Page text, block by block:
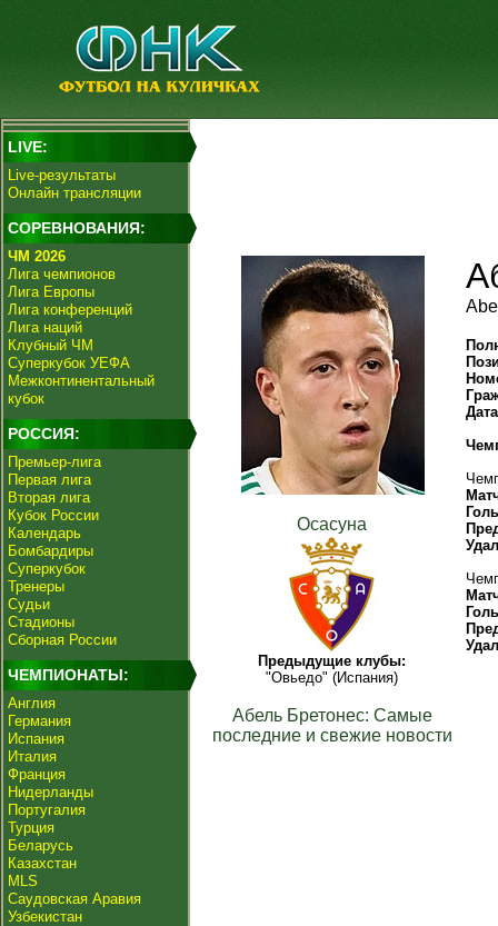
LIVE:
Live-результаты
Онлайн трансляции
СОРЕВНОВАНИЯ:
ЧМ 2026
Лига чемпионов
Лига Европы
Лига конференций
Лига наций
Клубный ЧМ
Суперкубок УЕФА
Межконтинентальный
кубок
РОССИЯ:
Премьер-лига
Первая лига
Вторая лига
Кубок России
Календарь
Бомбардиры
Суперкубок
Тренеры
Судьи
Стадионы
Сборная России
ЧЕМПИОНАТЫ:
Англия
Германия
Испания
Италия
Франция
Нидерланды
Португалия
Турция
Беларусь
Казахстан
MLS
Саудовская Аравия
Узбекистан
Осасуна
Предыдущие клубы:
"Овьедо" (Испания)
Абель Бретонес: Самые
последние и свежие новости